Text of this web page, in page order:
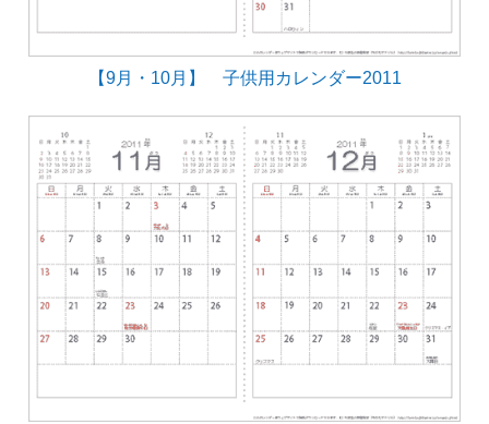
【9月・10月】 子供用カレンダー2011